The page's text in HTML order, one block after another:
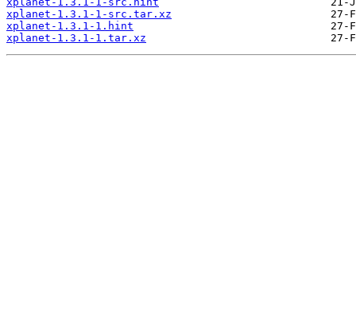
xplanet-1.3.1-1-src.tar.xz
xplanet-1.3.1-1.hint
xplanet-1.3.1-1.tar.xz